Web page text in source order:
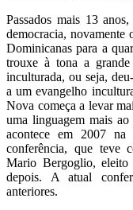
Passados mais 13
democracia, novamente
Dominicanas para a
trouxe à tona a grande
inculturada, ou seja,
a um evangelho
Nova começa a levar
uma linguagem mais
acontece em 2007
conferência, que teve
Mario Bergoglio,
depois. A atual
anteriores.